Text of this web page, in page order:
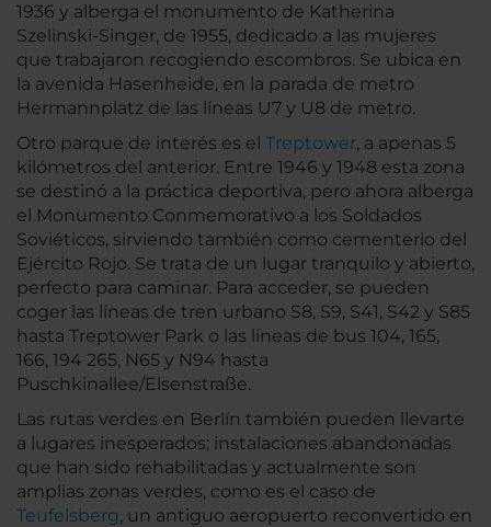
1936 y alberga el monumento de Katherina
Szelinski-Singer, de 1955, dedicado a las mujeres
que trabajaron recogiendo escombros. Se ubica en
la avenida Hasenheide, en la parada de metro
Hermannplatz de las líneas U7 y U8 de metro.
Otro parque de interés es el Treptower, a apenas 5
kilómetros del anterior. Entre 1946 y 1948 esta zona
se destinó a la práctica deportiva, pero ahora alberga
el Monumento Conmemorativo a los Soldados
Soviéticos, sirviendo también como cementerio del
Ejército Rojo. Se trata de un lugar tranquilo y abierto,
perfecto para caminar. Para acceder, se pueden
coger las líneas de tren urbano S8, S9, S41, S42 y S85
hasta Treptower Park o las líneas de bus 104, 165,
166, 194 265, N65 y N94 hasta
Puschkinallee/Elsenstraße.
Las rutas verdes en Berlín también pueden llevarte
a lugares inesperados; instalaciones abandonadas
que han sido rehabilitadas y actualmente son
amplias zonas verdes, como es el caso de
Teufelsberg, un antiguo aeropuerto reconvertido en